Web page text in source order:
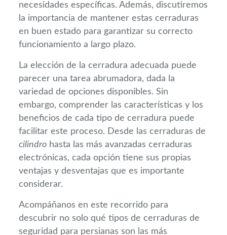
necesidades específicas. Además, discutiremos
la importancia de mantener estas cerraduras
en buen estado para garantizar su correcto
funcionamiento a largo plazo.
La elección de la cerradura adecuada puede
parecer una tarea abrumadora, dada la
variedad de opciones disponibles. Sin
embargo, comprender las características y los
beneficios de cada tipo de cerradura puede
facilitar este proceso. Desde las cerraduras de
cilindro hasta las más avanzadas cerraduras
electrónicas, cada opción tiene sus propias
ventajas y desventajas que es importante
considerar.
Acompáñanos en este recorrido para
descubrir no solo qué tipos de cerraduras de
seguridad para persianas son las más